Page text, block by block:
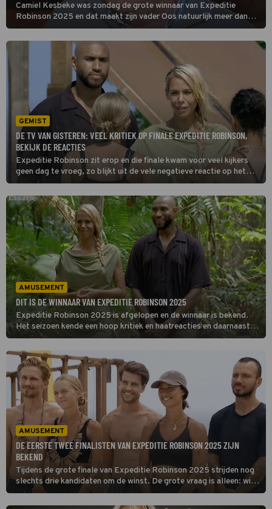
Camiel Kesbeke was zondag de grote winnaar van Expeditie
Robinson 2025 en dat maakt zijn vader Oos natuurlijk meer dan
trots: 'Hoe gaaf is dit? Dat je kan zeggen... mijn zoon heeft
Expeditie Robinson gewonnen.'
GEMIST
DE TV VAN GISTEREN: VEEL KRITIEK OP FINALE EXPEDITIE ROBINSON,
BEKIJK DE REACTIES
Expeditie Robinson zit erop en die finale kwam voor veel kijkers
geen dag te vroeg, zo blijkt uit de vele negatieve reactie op het
programma op X. Veel kijkers vonden dit seizoen, dat gewonnen
werd door Camiel Kesbeke, erg tegenvallen. Enthousiasme was er
dan weer wel over Maestro. We bespreken de TV van gisteren.
AMUSEMENT
DIT IS DE WINNAAR VAN EXPEDITIE ROBINSON 2025
Expeditie Robinson 2025 is afgelopen en de winnaar is bekend.
Het seizoen kende een hoop kritiek en haatreacties en daarnaast
had Edson da Graça zijn vuurdoop dit seizoen als presentator.
Maar wie wint dit veelbesproken seizoen?
AMUSEMENT
DE EERSTE TWEE FINALISTEN VAN EXPEDITIE ROBINSON 2025 ZIJN
BEKEND
Tijdens de grote finale van Expeditie Robinson 2025 strijden nog
slechts drie kandidaten om de winst. De grote vraag is alleen: wie
zijn dat? Zojuist zijn alvast de eerste twee finalisten
bekendgemaakt.